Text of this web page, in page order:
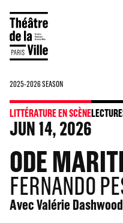
2025-2026 SEASON
LITTÉRATURE EN SCÈNE
JUN14, 2026
ODE
FERNANDO
Avec Valérie